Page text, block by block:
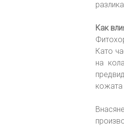
Как
Като
на
кожата